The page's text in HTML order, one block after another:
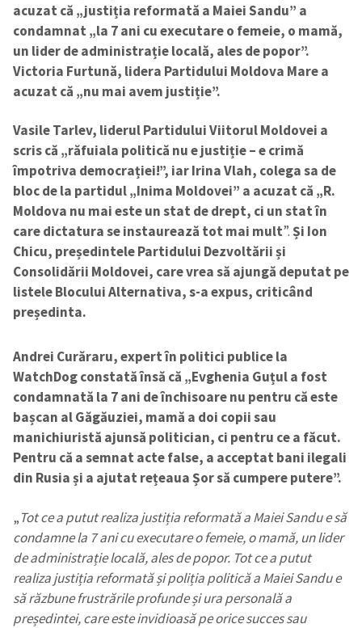
acuzat că „justiția reformată a Maiei Sandu” a
condamnat „la 7 ani cu executare o femeie, o mamă,
un lider de administrație locală, ales de popor”.
Victoria Furtună, lidera Partidului Moldova Marea
acuzat că „nu mai avem justiție”.
Vasile Tarlev, liderul Partidului Viitorul Moldovei a
scris că „răfuiala politică nu e justiție – e crimă
împotriva democrației!”, iar Irina Vlah, colega sa de
bloc de la partidul „Inima Moldovei” a acuzat că „R.
Moldova nu mai este un stat de drept, ci un stat în
care dictatura se instaurează tot mai mult”.Și Ion
Chicu, președintele Partidului Dezvoltării și
Consolidării Moldovei, care vrea să ajungă deputat pe
listele Blocului Alternativa, s-a expus, criticând
președinta.
Andrei Curăraru, expert în politici publice la
WatchDog constată însă că „Evghenia Guțul a fost
condamnată la 7 ani de închisoare nu pentru că este
bașcan al Găgăuziei, mamă a doi copii sau
manichiuristă ajunsă politician, ci pentru ce a făcut.
Pentru că a semnat acte false, a acceptat bani ilegali
din Rusia și a ajutat rețeaua Șor să cumpere putere”.
„Tot ce a putut realiza justiția reformată a Maiei Sandu e să
condamne la 7 ani cu executare o femeie, o mamă, un lider
de administrație locală, ales de popor. Tot ce a putut
realiza justiția reformată și poliția politică a Maiei Sandu e
să răzbune frustrările profunde și ura personală a
președintei, care este invidioasă pe orice succes sau